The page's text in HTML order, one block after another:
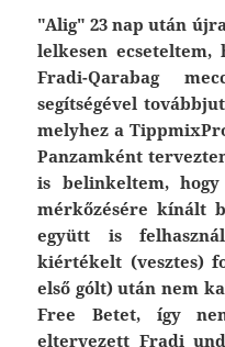
"Alig" 23 nap után
lelkesen
Fradi-Qarabag
segítségével
melyhez a
Panzamként
is belinkeltem,
mérkőzésére kínált
együtt is
kiértékelt (vesztes)
első gólt) után nem
Free Betet, így
eltervezett Fradi